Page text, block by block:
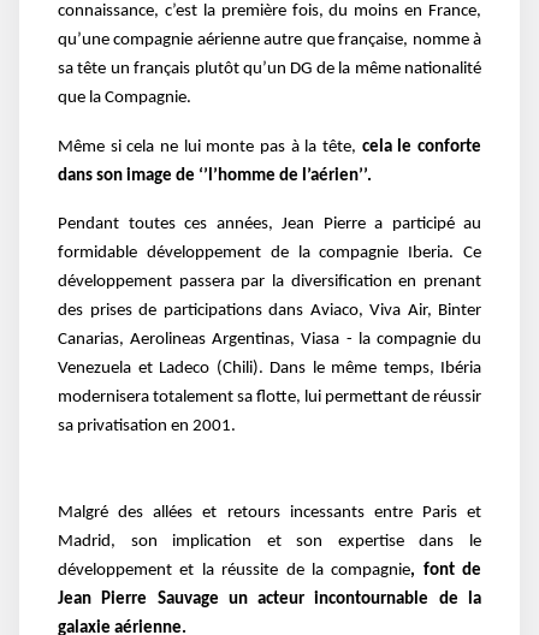
connaissance, c’est la première fois, du moins en France,
qu’une compagnie aérienne autre que française, nomme à
sa tête un français plutôt qu’un DG de la même nationalité
que la Compagnie.
Même si cela ne lui monte pas à la tête, cela le conforte
dans son image de ‘’l’homme de l’aérien’’.
Pendant toutes ces années, Jean Pierre a participé au
formidable développement de la compagnie Iberia. Ce
développement passera par la diversification en prenant
des prises de participations dans Aviaco, Viva Air, Binter
Canarias, Aerolineas Argentinas, Viasa - la compagnie du
Venezuela et Ladeco (Chili). Dans le même temps, Ibéria
modernisera totalement sa flotte, lui permettant de réussir
sa privatisation en 2001.
Malgré des allées et retours incessants entre Paris et
Madrid, son implication et son expertise dans le
développement et la réussite de la compagnie, font de
Jean Pierre Sauvage un acteur incontournable de la
galaxie aérienne.